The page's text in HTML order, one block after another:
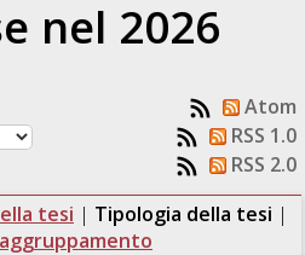
nel 2026
Atom
RSS 1.0
RSS 2.0
tesi | Tipologia della tesi |